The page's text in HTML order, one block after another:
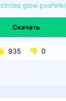
circles glow pushinki
Скачать
935 0